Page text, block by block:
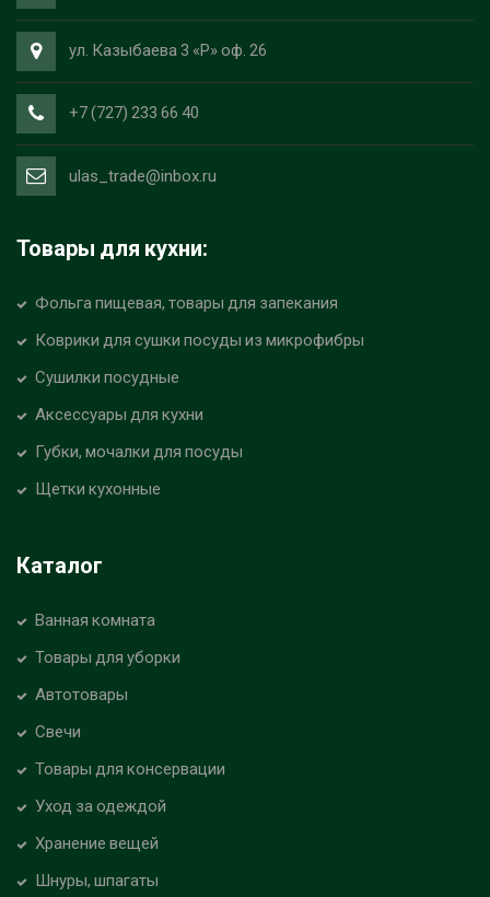
ул. Казыбаева 3 «Р» оф. 26
+7 (727) 233 66 40
ulas_trade@inbox.ru
Товары для кухни:
Фольга пищевая, товары для запекания
Коврики для сушки посуды из микрофибры
Сушилки посудные
Аксессуары для кухни
Губки, мочалки для посуды
Щетки кухонные
Каталог
Ванная комната
Товары для уборки
Автотовары
Свечи
Товары для консервации
Уход за одеждой
Хранение вещей
Шнуры, шпагаты